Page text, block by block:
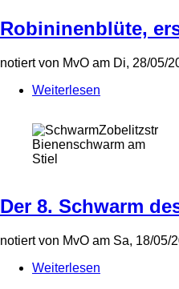
Robininenblüte,
notiert von MvO am Di, 28/05/
Weiterlesen
Ernte
und
Bienenschwarm am
Stiel
Der 8. Schwarm
notiert von MvO am Sa, 18/05/
Weiterlesen